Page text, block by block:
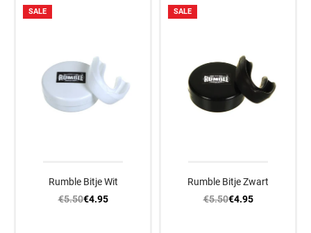
SALE
Rumble Bitje Wit
€5.50€4.95
SALE
Rumble Bitje Zwart
€5.50€4.95